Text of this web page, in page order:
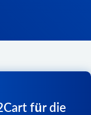
für die